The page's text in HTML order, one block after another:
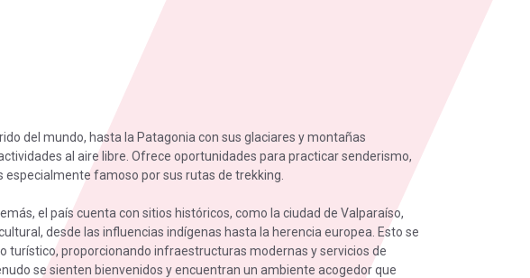
del mundo, hasta la Patagonia con sus glaciares y montañas
al aire libre. Ofrece oportunidades para practicar senderismo,
especialmente famoso por sus rutas de trekking.
el país cuenta con sitios históricos, como la ciudad de Valparaíso,
desde las influencias indígenas hasta la herencia europea. Esto se
turístico, proporcionando infraestructuras modernas y servicios de
se sienten bienvenidos y encuentran un ambiente acogedor que